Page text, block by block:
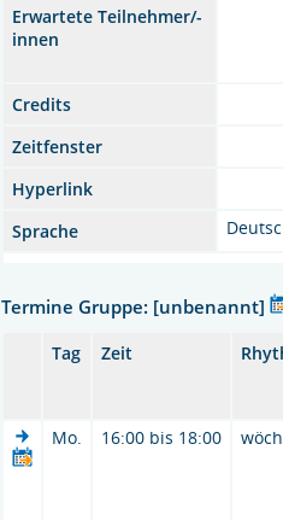
Erwartete Teilnehmer/-
innen
Credits
Zeitfenster
Hyperlink
Sprache
Termine Gruppe: [unbenannt]
Tag Zeit
Mo. 16:00 bis 18:00